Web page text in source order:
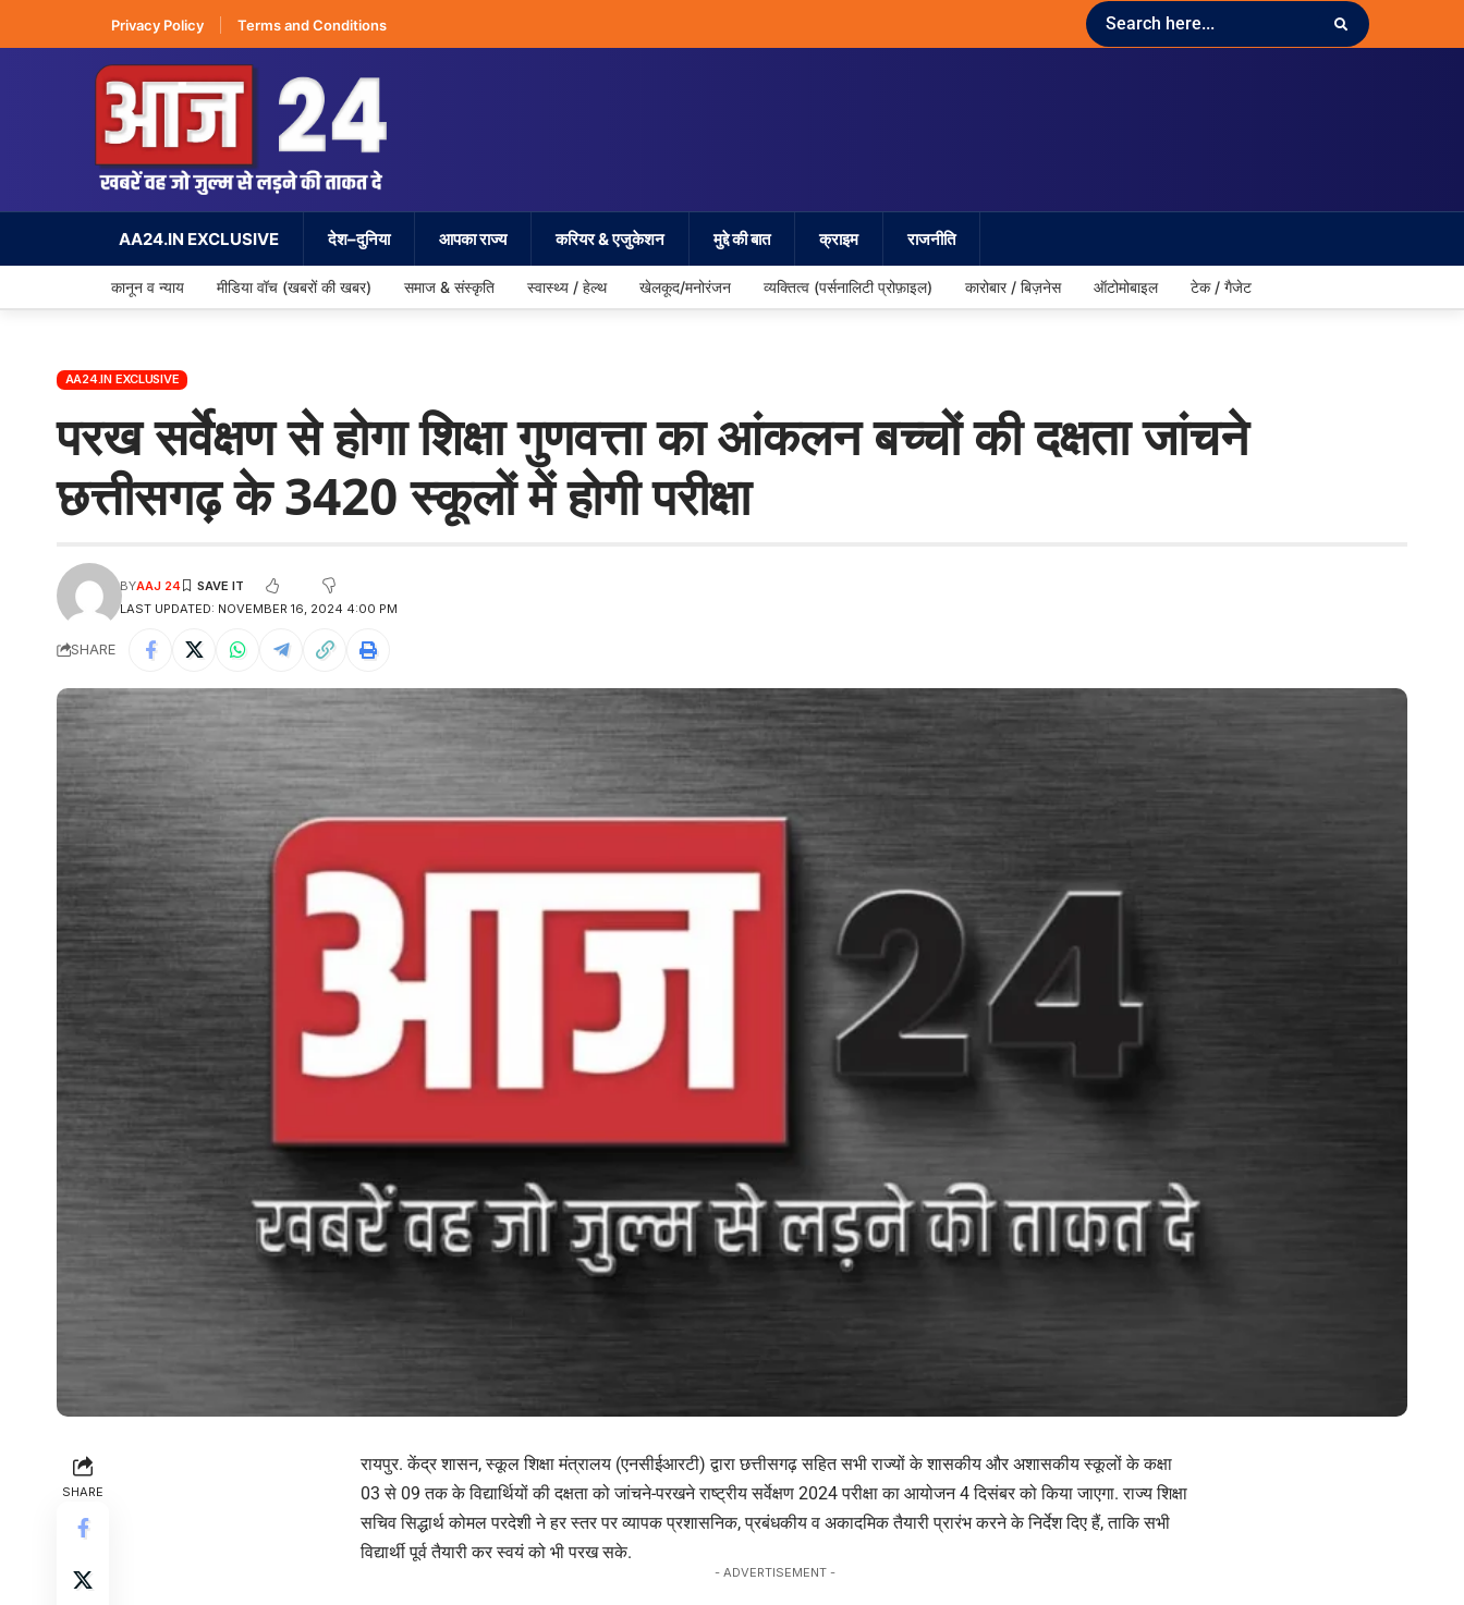
Privacy Policy Terms and Conditions
AA24.IN EXCLUSIVE देश–दुनिया आपका राज्य करियर & एजुकेशन मुद्दे की बात क्राइम राजनीति
कानून व न्याय मीडिया वॉच (खबरों की खबर) समाज & संस्कृति स्वास्थ्य / हेल्थ खेलकूद/मनोरंजन व्यक्तित्व (पर्सनालिटी प्रोफ़ाइल) कारोबार / बिज़नेस ऑटोमोबाइल टेक / गैजेट
AA24.IN EXCLUSIVE
परख सर्वेक्षण से होगा शिक्षा गुणवत्ता का आंकलन बच्चों की दक्षता जांचने
छत्तीसगढ़ के 3420 स्कूलों में हाेगी परीक्षा
LAST UPDATED: NOVEMBER 16, 2024 4:00 PM
BYAAJ 24
SHARE
SHARE
रायपुर. केंद्र शासन, स्कूल शिक्षा मंत्रालय (एनसीईआरटी) द्वारा छत्तीसगढ़ सहित सभी राज्यों के शासकीय और अशासकीय स्कूलों के कक्षा
03 से 09 तक के विद्यार्थियों की दक्षता को जांचने-परखने राष्ट्रीय सर्वेक्षण 2024 परीक्षा का आयोजन 4 दिसंबर को किया जाएगा. राज्य शिक्षा
सचिव सिद्धार्थ कोमल परदेशी ने हर स्तर पर व्यापक प्रशासनिक, प्रबंधकीय व अकादमिक तैयारी प्रारंभ करने के निर्देश दिए हैं, ताकि सभी
विद्यार्थी पूर्व तैयारी कर स्वयं को भी परख सके.
- ADVERTISEMENT -